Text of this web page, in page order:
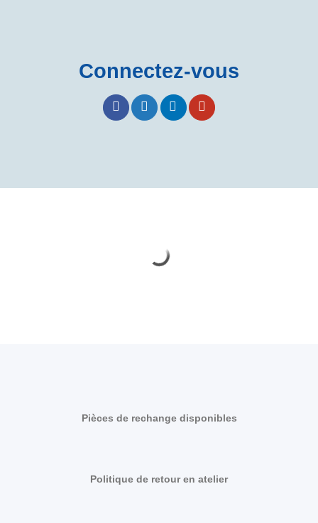
Connectez-vous
Pièces de rechange disponibles
Politique de retour en atelier